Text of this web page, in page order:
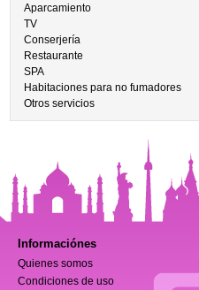
Aparcamiento
TV
Conserjería
Restaurante
SPA
Habitaciones para no fumadores
Otros servicios
Informaciónes
Quienes somos
Condiciones de uso